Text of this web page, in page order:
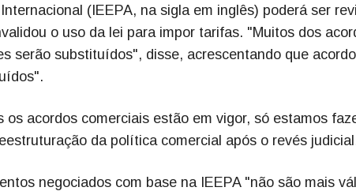
(IEEPA, na sigla em inglês) poderá ser
o uso da lei para impor tarifas. "Muitos dos
serão substituídos", disse, acrescentando que
acordos comerciais estão em vigor, só estamos
da política comercial após o revés
negociados com base na IEEPA "não são mais